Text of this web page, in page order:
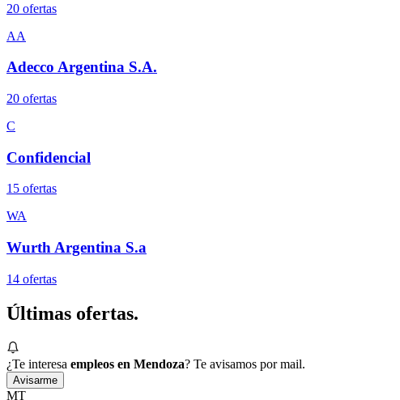
20 ofertas
AA
Adecco Argentina S.A.
20 ofertas
C
Confidencial
15 ofertas
WA
Wurth Argentina S.a
14 ofertas
Últimas ofertas.
¿Te interesa empleos en Mendoza? Te avisamos por mail.
Avisarme
MT